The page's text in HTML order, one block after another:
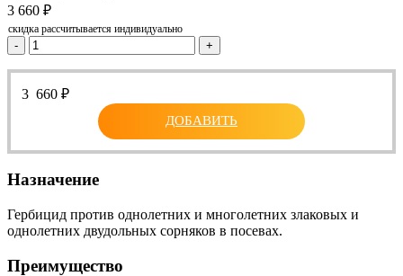
3 660 ₽
скидка рассчитывается индивидуально
- +
3 660 ₽
ДОБАВИТЬ
Назначение
Гербицид против однолетних и многолетних злаковых и
однолетних двудольных сорняков в посевах.
Преимущество